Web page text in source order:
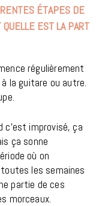
ÉTAPES DE
QUELLE EST LA PART
régulièrement
la guitare ou autre.
c’est improvisé, ça
ça sonne
où on
les semaines
partie de ces
morceaux.